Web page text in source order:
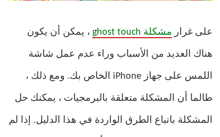
على غرار مشكلة ghost touch ، يمكن أن يكون
هناك العديد من الأسباب وراء عدم عمل شاشة
اللمس على جهاز iPhone الخاص بك. ومع ذلك ،
طالما أن المشكلة متعلقة بالبرمجيات ، يمكنك حل
المشكلة باتباع الطرق الواردة في هذا الدليل. إذا لم